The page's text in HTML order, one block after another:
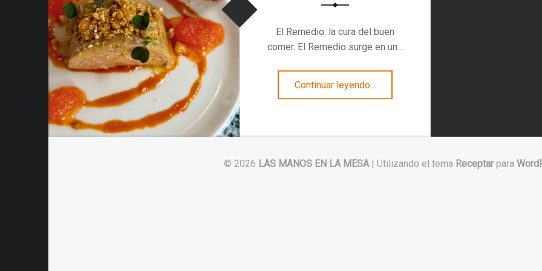
El Remedio: la cura del buen
comer. El Remedio surge en un…
Continuar leyendo“El Remedio: la cura del buen comer”
…
© 2026 LAS MANOS EN LA MESA | Utilizando el tema Receptarpara